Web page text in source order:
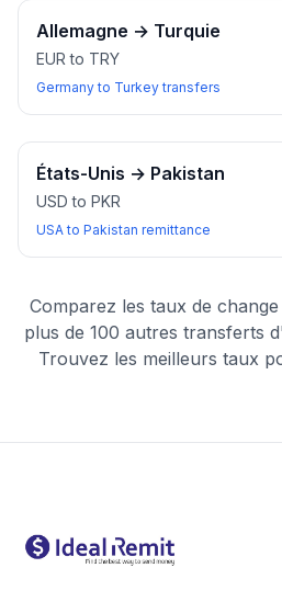
Allemagne → Turquie
EUR to TRY
Germany to Turkey transfers
États-Unis → Pakistan
USD to PKR
USA to Pakistan remittance
Comparez les taux de
plus de 100 autres transferts
Trouvez les meilleurs taux